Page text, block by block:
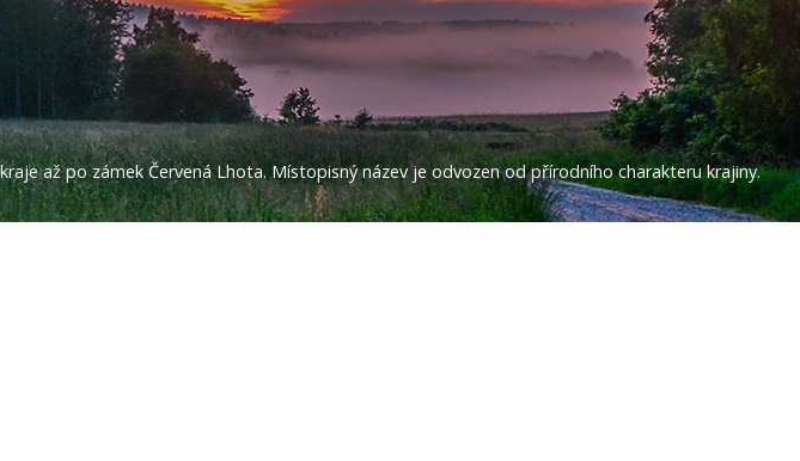
až po zámek Červená Lhota. Místopisný název je odvozen od přírodního charakteru krajiny.